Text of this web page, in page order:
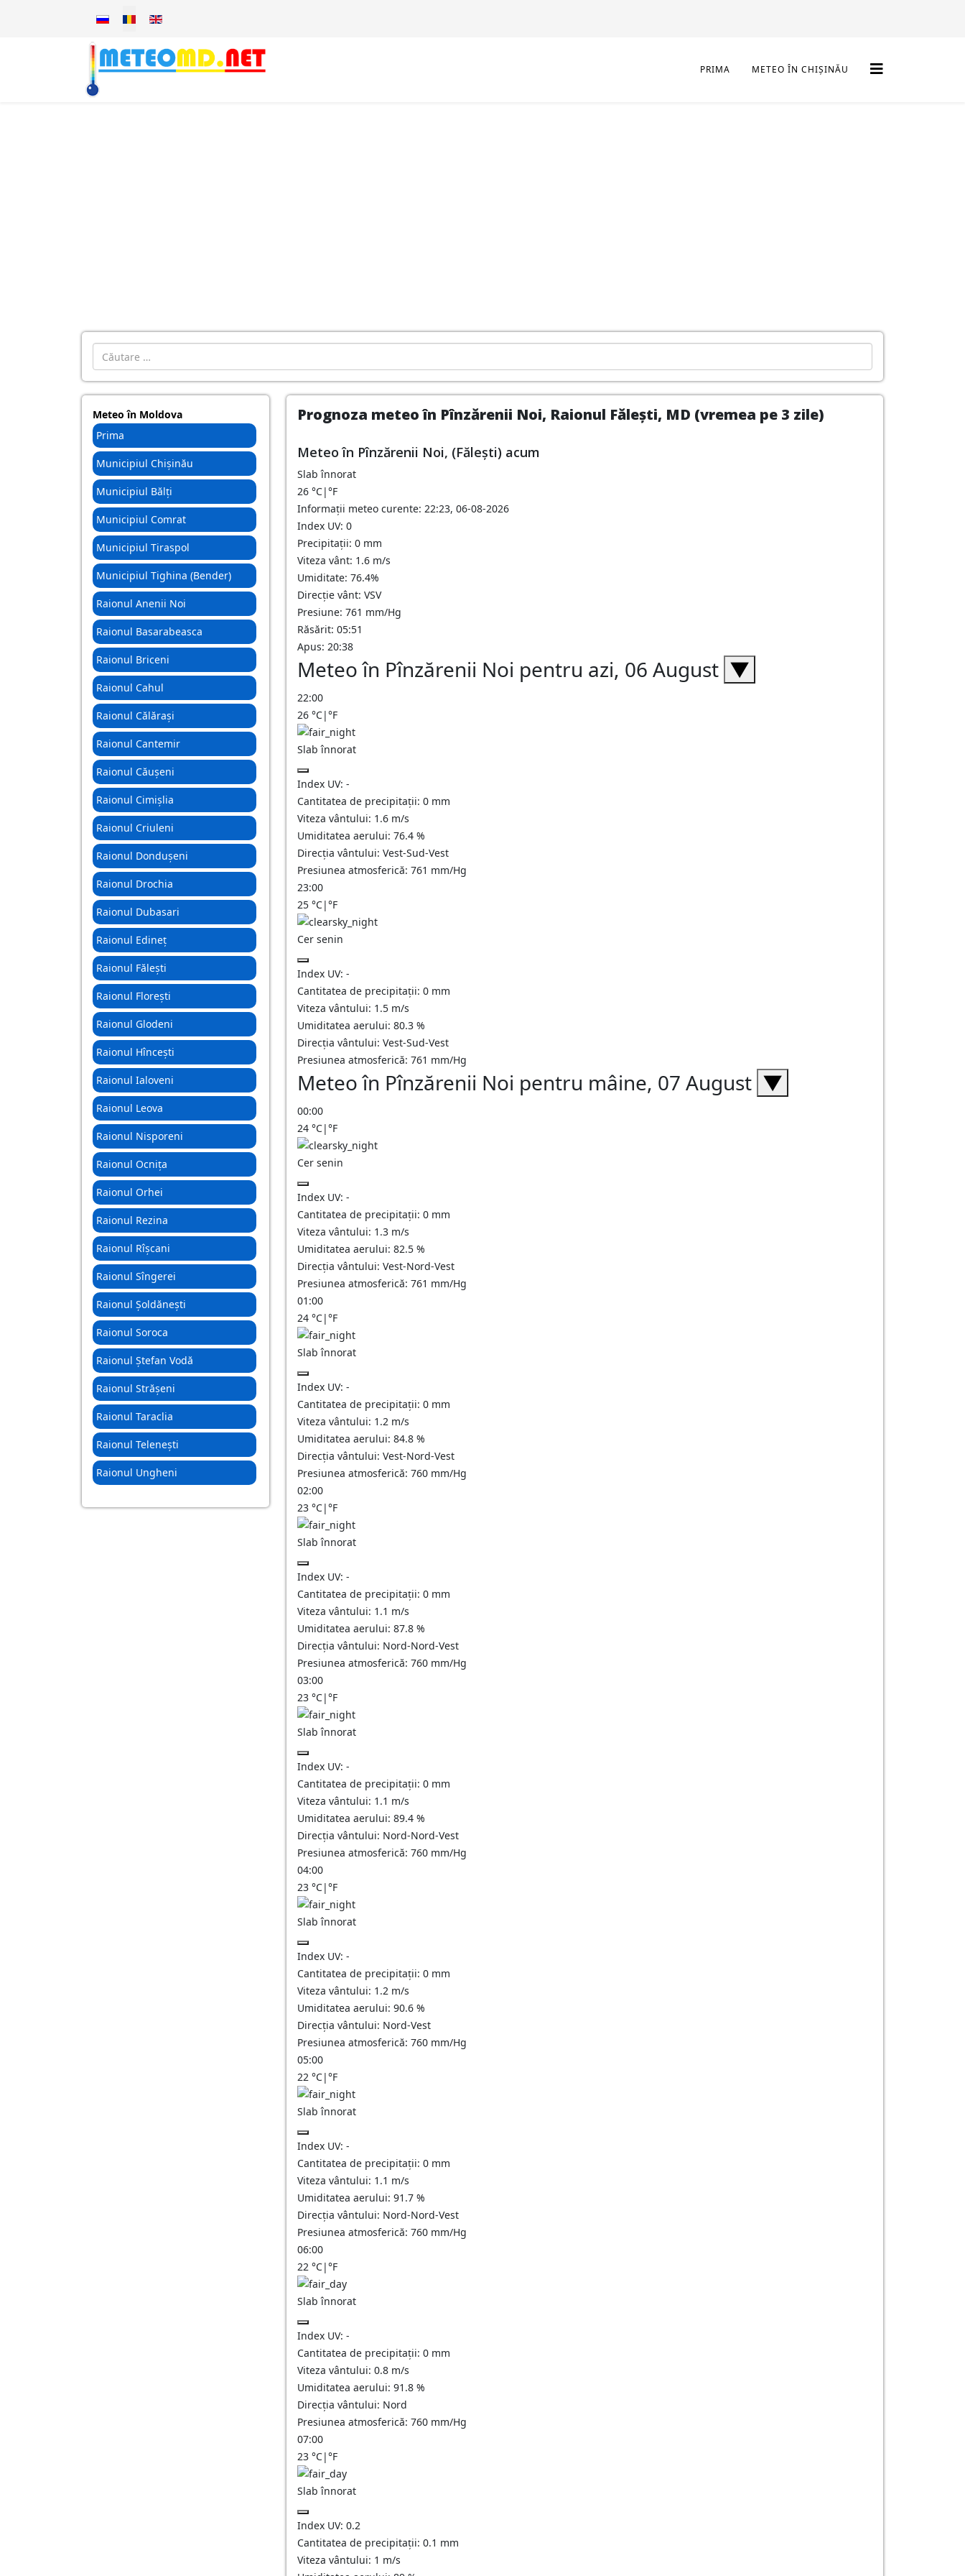
Selectați limba dvs
PRIMA METEO ÎN CHIȘINĂU
Introdu localitatea:
Meteo în Moldova
Prima
Municipiul Chișinău
Municipiul Bălți
Municipiul Comrat
Municipiul Tiraspol
Municipiul Tighina (Bender)
Raionul Anenii Noi
Raionul Basarabeasca
Raionul Briceni
Raionul Cahul
Raionul Călărași
Raionul Cantemir
Raionul Căușeni
Raionul Cimișlia
Raionul Criuleni
Raionul Dondușeni
Raionul Drochia
Raionul Dubasari
Raionul Edineț
Raionul Fălești
Raionul Florești
Raionul Glodeni
Raionul Hîncești
Raionul Ialoveni
Raionul Leova
Raionul Nisporeni
Raionul Ocnița
Raionul Orhei
Raionul Rezina
Raionul Rîșcani
Raionul Sîngerei
Raionul Șoldănești
Raionul Soroca
Raionul Ștefan Vodă
Raionul Strășeni
Raionul Taraclia
Raionul Telenești
Raionul Ungheni
Prognoza meteo în Pînzărenii Noi, Raionul Fălești, MD (vremea pe 3 zile)
Meteo în Pînzărenii Noi, (Fălești) acum
Slab înnorat
26 °C|°F
Informații meteo curente: 22:23, 06-08-2026
Index UV: 0
Precipitații: 0 mm
Viteza vânt: 1.6 m/s
Umiditate: 76.4%
Direcție vânt: VSV
Presiune: 761 mm/Hg
Răsărit: 05:51
Apus: 20:38
Meteo în Pînzărenii Noi pentru azi, 06 August ▼
22:00
26 °C|°F
Slab înnorat
Index UV: -
Cantitatea de precipitații: 0 mm
Viteza vântului: 1.6 m/s
Umiditatea aerului: 76.4 %
Direcția vântului: Vest-Sud-Vest
Presiunea atmosferică: 761 mm/Hg
23:00
25 °C|°F
Cer senin
Index UV: -
Cantitatea de precipitații: 0 mm
Viteza vântului: 1.5 m/s
Umiditatea aerului: 80.3 %
Direcția vântului: Vest-Sud-Vest
Presiunea atmosferică: 761 mm/Hg
Meteo în Pînzărenii Noi pentru mâine, 07 August ▼
00:00
24 °C|°F
Cer senin
Index UV: -
Cantitatea de precipitații: 0 mm
Viteza vântului: 1.3 m/s
Umiditatea aerului: 82.5 %
Direcția vântului: Vest-Nord-Vest
Presiunea atmosferică: 761 mm/Hg
01:00
24 °C|°F
Slab înnorat
Index UV: -
Cantitatea de precipitații: 0 mm
Viteza vântului: 1.2 m/s
Umiditatea aerului: 84.8 %
Direcția vântului: Vest-Nord-Vest
Presiunea atmosferică: 760 mm/Hg
02:00
23 °C|°F
Slab înnorat
Index UV: -
Cantitatea de precipitații: 0 mm
Viteza vântului: 1.1 m/s
Umiditatea aerului: 87.8 %
Direcția vântului: Nord-Nord-Vest
Presiunea atmosferică: 760 mm/Hg
03:00
23 °C|°F
Slab înnorat
Index UV: -
Cantitatea de precipitații: 0 mm
Viteza vântului: 1.1 m/s
Umiditatea aerului: 89.4 %
Direcția vântului: Nord-Nord-Vest
Presiunea atmosferică: 760 mm/Hg
04:00
23 °C|°F
Slab înnorat
Index UV: -
Cantitatea de precipitații: 0 mm
Viteza vântului: 1.2 m/s
Umiditatea aerului: 90.6 %
Direcția vântului: Nord-Vest
Presiunea atmosferică: 760 mm/Hg
05:00
22 °C|°F
Slab înnorat
Index UV: -
Cantitatea de precipitații: 0 mm
Viteza vântului: 1.1 m/s
Umiditatea aerului: 91.7 %
Direcția vântului: Nord-Nord-Vest
Presiunea atmosferică: 760 mm/Hg
06:00
22 °C|°F
Slab înnorat
Index UV: -
Cantitatea de precipitații: 0 mm
Viteza vântului: 0.8 m/s
Umiditatea aerului: 91.8 %
Direcția vântului: Nord
Presiunea atmosferică: 760 mm/Hg
07:00
23 °C|°F
Slab înnorat
Index UV: 0.2
Cantitatea de precipitații: 0.1 mm
Viteza vântului: 1 m/s